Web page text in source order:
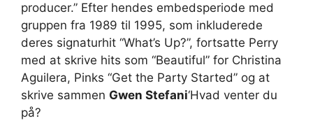
producer.” Efter hendes embedsperiode med
gruppen fra 1989 til 1995, som inkluderede
deres signaturhit “What’s Up?”, fortsatte Perry
med at skrive hits som “Beautiful” for Christina
Aguilera, Pinks “Get the Party Started” og at
skrive sammen Gwen Stefani‘Hvad venter du
på?